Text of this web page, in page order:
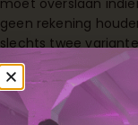
moet overslaan
geen rekening
slechts twee
vegetarische menu
mogelijk om
de visgerechten een